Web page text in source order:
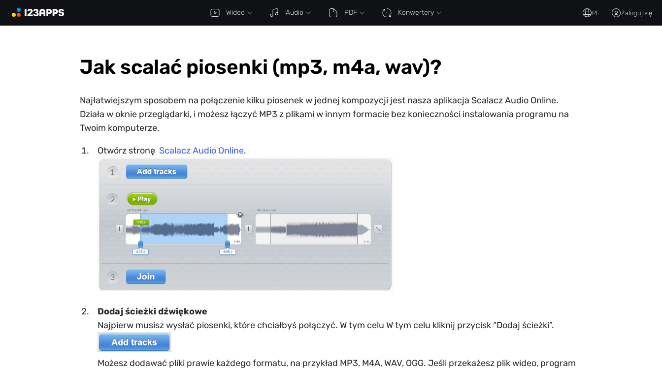
Wideo Audio PDF Konwertery PL Zaloguj się
Jak scalać piosenki (mp3, m4a, wav)?
Najłatwiejszym sposobem na połączenie kilku piosenek w jednej kompozycji jest nasza aplikacja Scalacz Audio Online.
Działa w oknie przeglądarki, i możesz łączyć MP3 z plikami w innym formacie bez konieczności instalowania programu na
Twoim komputerze.
Otwórz stronę Scalacz Audio Online.
Dodaj ścieżki dźwiękowe
Najpierw musisz wysłać piosenki, które chciałbyś połączyć. W tym celu W tym celu kliknij przycisk “Dodaj ścieżki”.
Możesz dodawać pliki prawie każdego formatu, na przykład MP3, M4A, WAV, OGG. Jeśli przekażesz plik wideo, program